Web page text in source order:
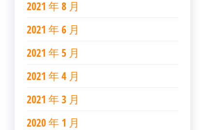
2021 年 8 月
2021 年 6 月
2021 年 5 月
2021 年 4 月
2021 年 3 月
2020 年 1 月